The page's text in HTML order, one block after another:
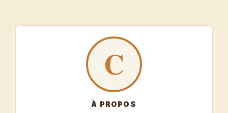
À PROPOS